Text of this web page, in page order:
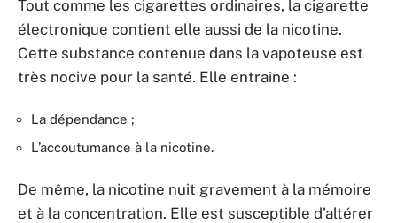
Tout comme les cigarettes ordinaires, la cigarette
électronique contient elle aussi de la nicotine.
Cette substance contenue dans la vapoteuse est
très nocive pour la santé. Elle entraîne :
La dépendance ;
L’accoutumance à la nicotine.
De même, la nicotine nuit gravement à la mémoire
et à la concentration. Elle est susceptible d’altérer